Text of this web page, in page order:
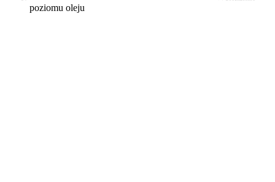
poziomu oleju